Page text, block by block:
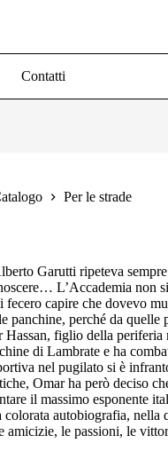
Contatti
Per le strade
Garutti ripeteva
L’Accademia non
capire che dovevo
panchine, perché da
figlio della periferia
di Lambrate e ha
nel pugilato si è
Omar ha però deciso
il massimo esponente
colorata autobiografia, nella
amicizie, le passioni, le